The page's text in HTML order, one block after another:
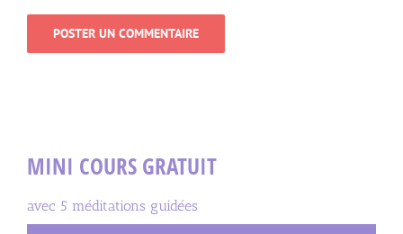
MINI COURS GRATUIT
avec 5 méditations guidées